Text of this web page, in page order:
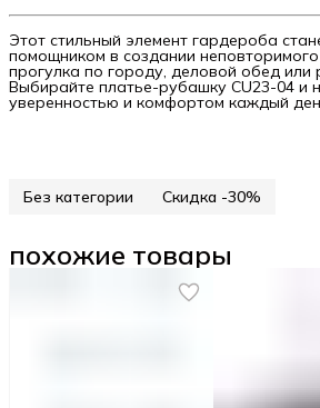
Этот стильный элемент гардероба
помощником в создании
прогулка по городу, деловой обед или
Выбирайте платье-рубашку CU23-04 и
уверенностью и комфортом каждый
Без категории Скидка -30%
похожие товары